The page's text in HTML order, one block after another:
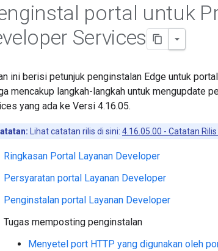
portal untuk
Services
ini berisi petunjuk penginstalan Edge untuk
mencakup langkah-langkah untuk mengupdate
yang ada ke Versi 4.16.05.
Lihat catatan rilis di sini: 4.16.05.00 - Catatan
Ringkasan Portal Layanan Developer
Persyaratan portal Layanan Developer
Penginstalan portal Layanan Developer
Tugas memposting penginstalan
Menyetel port HTTP yang digunakan oleh